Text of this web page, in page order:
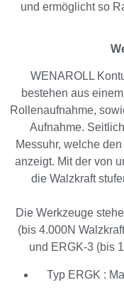
und ermöglicht so
WENAROLL
bestehen aus
Rollenaufnahme,
Aufnahme.
Messuhr, welche
anzeigt. Mit der von
die Walzkraft
Die Werkzeuge
(bis 4.000N
und ERGK-3 (bis
Typ ERGK :